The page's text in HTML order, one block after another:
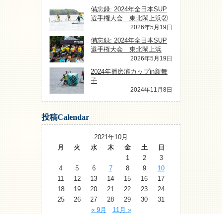
備忘録: 2024年全日本SUP
選手権大会 東北閖上浜②
2026年5月19日
備忘録: 2024年全日本SUP
選手権大会 東北閖上浜
2026年5月19日
2024年播磨灘カップin新舞
子
2024年11月8日
投稿Calendar
2021年10月
月
火 水 木 金 土
日
1
2
3
4
5 6 7 8 9
10
11
12 13 14 15 16
17
18
19 20 21 22 23
24
25
26 27 28 29 30
31
« 9月
11月 »